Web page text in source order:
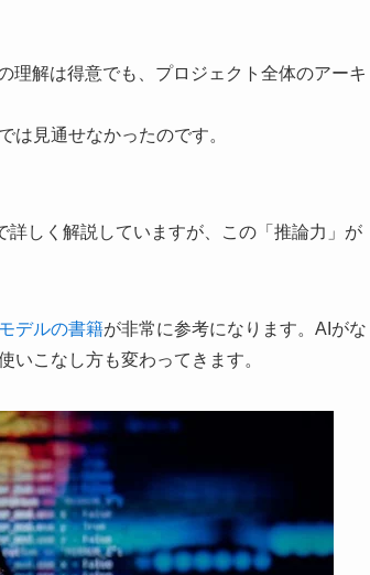
理解は得意でも、プロジェクト全体のアーキ
は見通せなかったのです。
詳しく解説していますが、この「推論力」が
デルの書籍が非常に参考になります。AIがな
いこなし方も変わってきます。